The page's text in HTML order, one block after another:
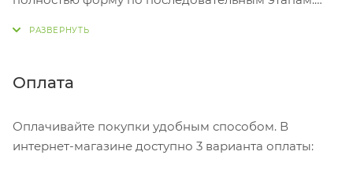
Нажмите кнопку «Оформить заказ».
Оплата
Оплачивайте покупки удобным способом. В
интернет-магазине доступно 3 варианта оплаты: